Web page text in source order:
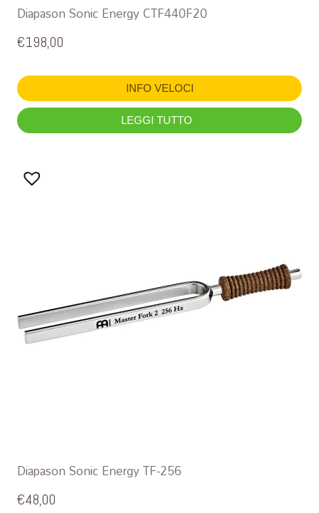
Diapason Sonic Energy CTF440F20
€198,00
INFO VELOCI
LEGGI TUTTO
Diapason Sonic Energy TF-256
€48,00